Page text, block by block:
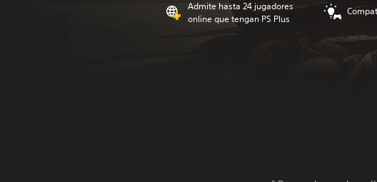
Admite hasta 24 jugadores
online que tengan PS Plus